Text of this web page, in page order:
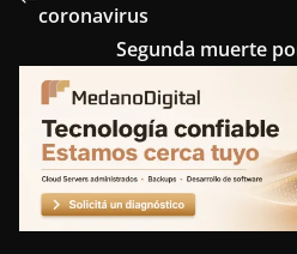
b
o
o
k
t
e
r
r
e
s
d
n
coronavirus
Segunda muerte